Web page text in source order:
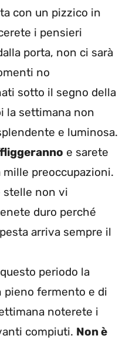
con un pizzico in
i pensieri
porta, non ci sarà
no
sotto il segno della
la settimana non
e luminosa.
e sarete
mille preoccupazioni.
stelle non vi
duro perché
arriva sempre il
periodo la
pieno fermento e di
noterete i
compiuti. Non è